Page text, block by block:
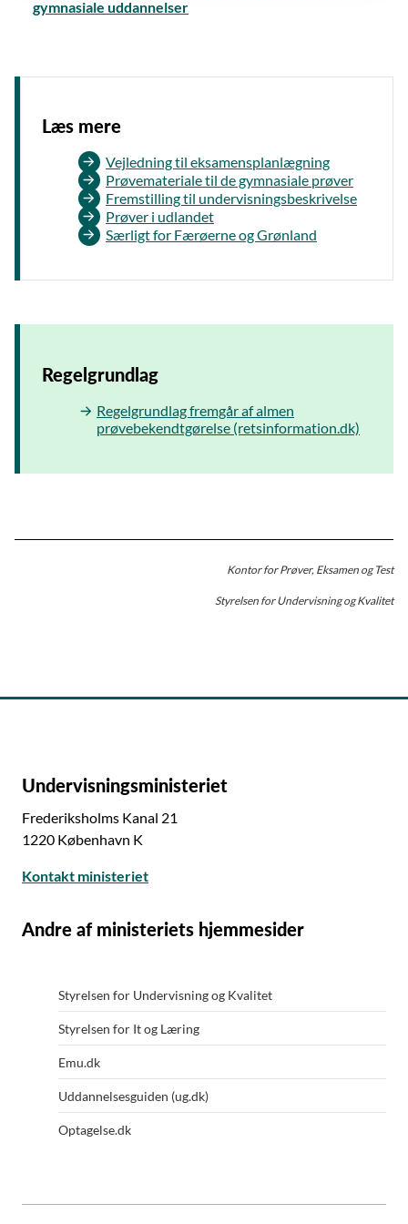
gymnasiale uddannelser
Læs mere
Vejledning til eksamensplanlægning
Prøvemateriale til de gymnasiale prøver
Fremstilling til undervisningsbeskrivelse
Prøver i udlandet
Særligt for Færøerne og Grønland
Regelgrundlag
Regelgrundlag fremgår af almen
prøvebekendtgørelse (retsinformation.dk)
Kontor for Prøver, Eksamen og Test
Styrelsen for Undervisning og Kvalitet
Undervisningsministeriet
Frederiksholms Kanal 21
1220 København K
Kontakt ministeriet
Andre af ministeriets hjemmesider
Styrelsen for Undervisning og Kvalitet
Styrelsen for It og Læring
Emu.dk
Uddannelsesguiden (ug.dk)
Optagelse.dk